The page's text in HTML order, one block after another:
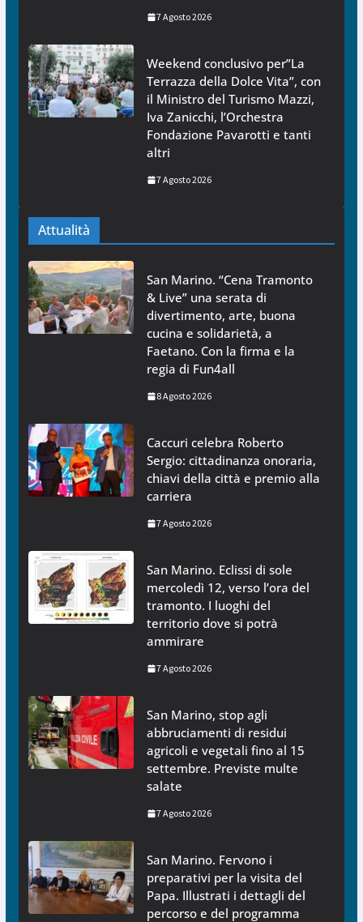
7 Agosto 2026
Weekend conclusivo per”La
Terrazza della Dolce Vita”, con
il Ministro del Turismo Mazzi,
Iva Zanicchi, l’Orchestra
Fondazione Pavarotti e tanti
altri
7 Agosto 2026
Attualità
San Marino. “Cena Tramonto
& Live” una serata di
divertimento, arte, buona
cucina e solidarietà, a
Faetano. Con la firma e la
regia di Fun4all
8 Agosto 2026
Caccuri celebra Roberto
Sergio: cittadinanza onoraria,
chiavi della città e premio alla
carriera
7 Agosto 2026
San Marino. Eclissi di sole
mercoledì 12, verso l’ora del
tramonto. I luoghi del
territorio dove si potrà
ammirare
7 Agosto 2026
San Marino, stop agli
abbruciamenti di residui
agricoli e vegetali fino al 15
settembre. Previste multe
salate
7 Agosto 2026
San Marino. Fervono i
preparativi per la visita del
Papa. Illustrati i dettagli del
percorso e del programma